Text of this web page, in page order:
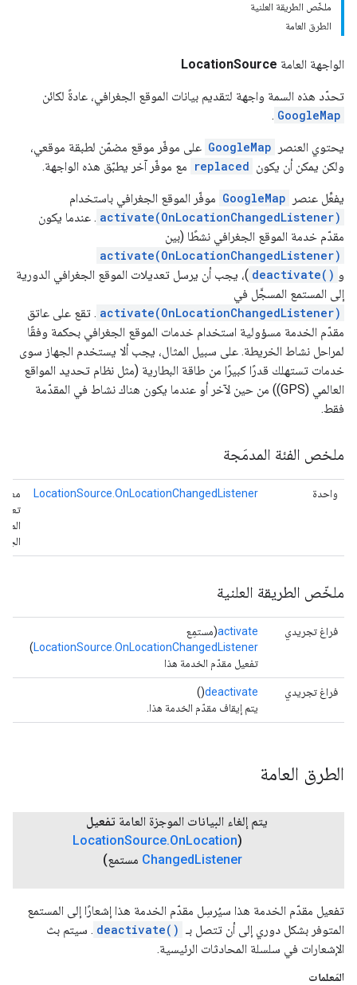
ملخّص الطريقة العلنية
الطرق العامة
الواجهة العامة LocationSource
تحدّد هذه السمة واجهة لتقديم بيانات الموقع الجغرافي، عادةً لكائن
GoogleMap
.
يحتوي العنصر GoogleMap على موفّر موقع مضمّن لطبقة موقعي،
ولكن يمكن أن يكون replaced مع موفّر آخر يطبّق هذه الواجهة.
يفعِّل عنصر GoogleMap موفّر الموقع الجغرافي باستخدام
activate(OnLocationChangedListener) . عندما يكون
مقدّم خدمة الموقع الجغرافي نشطًا (بين
activate(OnLocationChangedListener)
و deactivate() )، يجب أن يرسل تعديلات الموقع الجغرافي الدورية
إلى المستمع المسجَّل في
activate(OnLocationChangedListener) . تقع على عاتق
مقدّم الخدمة مسؤولية استخدام خدمات الموقع الجغرافي بحكمة وفقًا
لمراحل نشاط الخريطة. على سبيل المثال، يجب ألا يستخدم الجهاز سوى
خدمات تستهلك قدرًا كبيرًا من طاقة البطارية (مثل نظام تحديد المواقع
العالمي (GPS)) من حين لآخر أو عندما يكون هناك نشاط في المقدّمة
فقط.
ملخص الفئة المدمَجة
واحدة LocationSource.OnLocationChangedListener
ملخّص الطريقة العلنية
فراغ تجريدي activate(مستمِع
LocationSource.OnLocationChangedListener
)
تفعيل مقدّم الخدمة هذا
فراغ تجريدي deactivate
()
يتم إيقاف مقدّم الخدمة هذا.
الطرق العامة
يتم إلغاء البيانات الموجزة العامة تفعيل
(
LocationSource.OnLocation
ChangedListener مستمع)
تفعيل مقدّم الخدمة هذا سيُرسِل مقدّم الخدمة هذا إشعارًا إلى المستمع
المتوفر بشكل دوري إلى أن تتصل بـ deactivate() . سيتم بث
الإشعارات في سلسلة المحادثات الرئيسية.
المَعلمات